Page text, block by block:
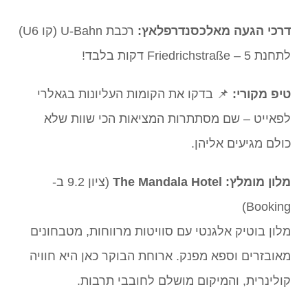
דרכי הגעה מאלכסנדרפלאץ:
רכבת U-Bahn (קו U6)
לתחנת Friedrichstraße – 5 דקות בלבד!
טיפ מקורי: 📌 בדקו את הקומות העליונות בגאלרי
לפאייט – שם מסתתרות המציאות הכי שוות שלא
כולם מגיעים אליהן.
מלון מומלץ: The Mandala Hotel
(ציון 9.2 ב-
Booking)
מלון בוטיק אלגנטי עם סוויטות מרווחות, מטבחונים
מאובזרים וספא מפנק. ארוחת הבוקר כאן היא חוויה
קולינרית, והמיקום מושלם לחובבי תרבות.